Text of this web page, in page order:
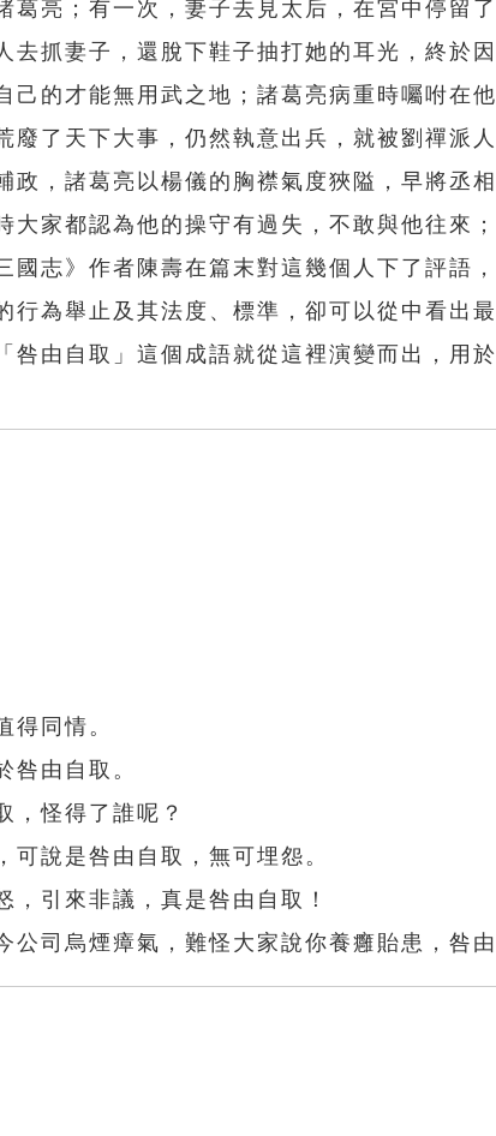
葛亮；有一次，妻子去見太后，在宮中停留
去抓妻子，還脫下鞋子抽打她的耳光，終於
己的才能無用武之地；諸葛亮病重時囑咐在
廢了天下大事，仍然執意出兵，就被劉禪派
政，諸葛亮以楊儀的胸襟氣度狹隘，早將丞
大家都認為他的操守有過失，不敢與他往來
國志》作者陳壽在篇末對這幾個人下了評語
行為舉止及其法度、標準，卻可以從中看出
咎由自取」這個成語就從這裡演變而出，用
得同情。
咎由自取。
，怪得了誰呢？
說是咎由自取，無可埋怨。
引來非議，真是咎由自取！
公司烏煙瘴氣，難怪大家說你養癰貽患，咎